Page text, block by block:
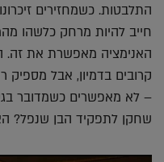
התלבטות. כשמחזירים
חייב להיות מרחק כלשהו
האנימציה מאפשרת את זה.
קרובים בדמיון, אבל
– לא מאפשרים כשמדובר
שחקן לתפקיד הבן שנפל?